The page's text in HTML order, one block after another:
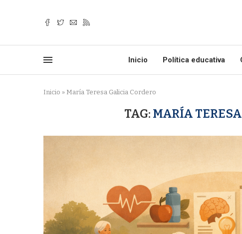
Inicio Política educativa
Inicio » María Teresa Galicia Cordero
TAG: MARÍA